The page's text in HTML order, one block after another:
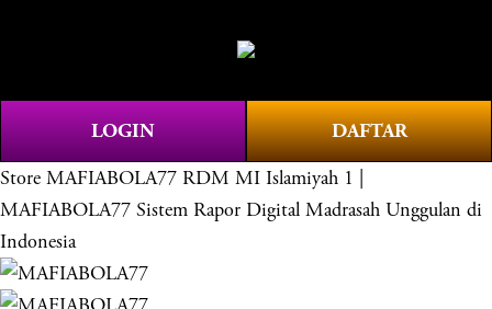
e
u
LOGIN DAFTAR
Store MAFIABOLA77 RDM MI Islamiyah 1 |
MAFIABOLA77 Sistem Rapor Digital Madrasah Unggulan di
Indonesia